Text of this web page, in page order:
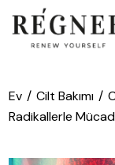
atla
Ev Cilt Bakımı
Radikallerle